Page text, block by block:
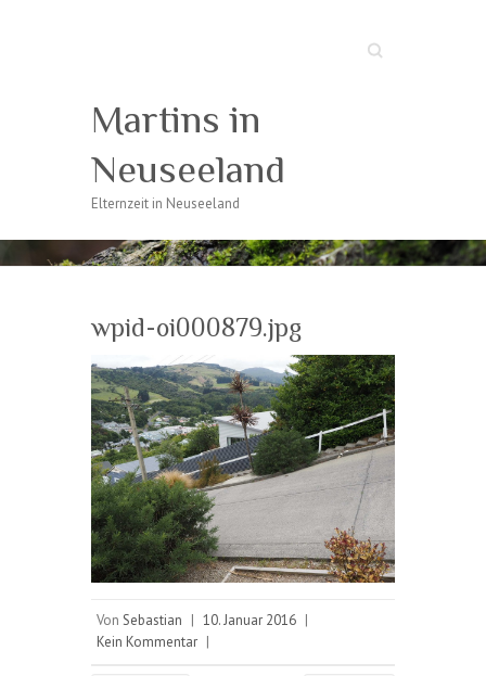
Suche
Martins in
Neuseeland
Elternzeit in Neuseeland
wpid-oi000879.jpg
Von Sebastian | 10. Januar 2016 |
Kein Kommentar |